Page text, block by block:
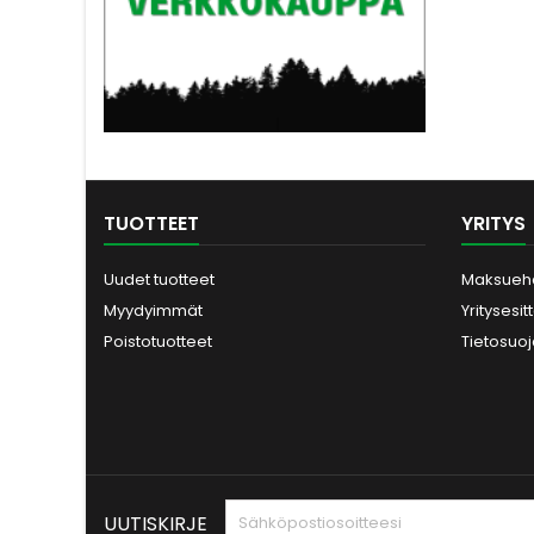
kuvassa näkyviä
TUOTTEET
Uudet tuotteet
Myydyimmät
Poistotuotteet
YRITYS
UUTISKIRJE